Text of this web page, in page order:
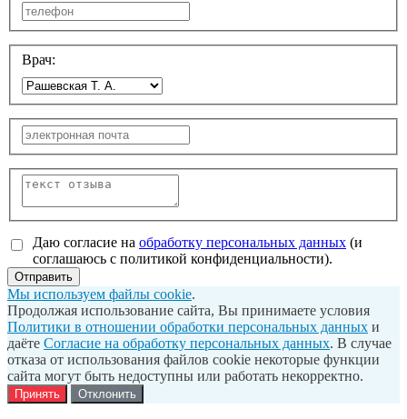
Врач:
Даю согласие на обработку персональных данных (и
соглашаюсь с политикой конфиденциальности).
Отправить
Мы используем файлы cookie.
Продолжая использование сайта, Вы принимаете условия
Политики в отношении обработки персональных данных и
даёте Согласие на обработку персональных данных. В случае
отказа от использования файлов cookie некоторые функции
сайта могут быть недоступны или работать некорректно.
Принять Отклонить